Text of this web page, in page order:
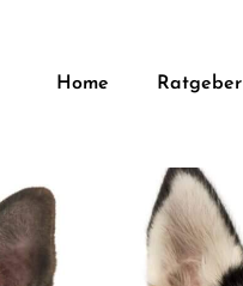
Home Ratgeber